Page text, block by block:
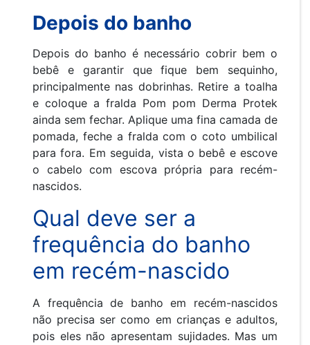
Depois do banho
Depois do banho é necessário cobrir bem o
bebê e garantir que fique bem sequinho,
principalmente nas dobrinhas. Retire a toalha
e coloque a fralda Pom pom Derma Protek
ainda sem fechar. Aplique uma fina camada de
pomada, feche a fralda com o coto umbilical
para fora. Em seguida, vista o bebê e escove
o cabelo com escova própria para recém-
nascidos.
Qual deve ser a
frequência do banho
em recém-nascido
A frequência de banho em recém-nascidos
não precisa ser como em crianças e adultos,
pois eles não apresentam sujidades. Mas um